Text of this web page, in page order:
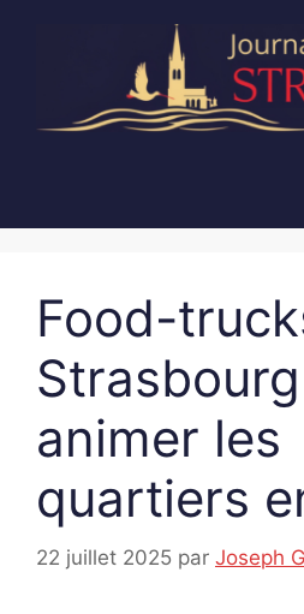
Food-
animer les
quartiers
22 juillet 2025 par Joseph